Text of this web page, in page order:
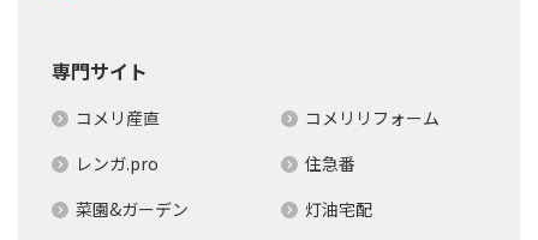
専門サイト
コメリ産直
コメリリフォーム
レンガ.pro
住急番
菜園&ガーデン
灯油宅配